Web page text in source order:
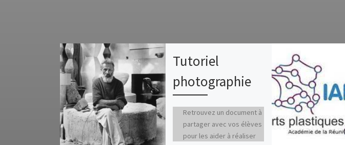
Tutoriel
photographie
Retrouvez un document à
partager avec vos élèves
pour les aider à réaliser